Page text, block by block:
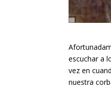
escuchar a
vez en
nuestra